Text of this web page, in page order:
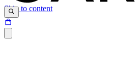
Skip to content